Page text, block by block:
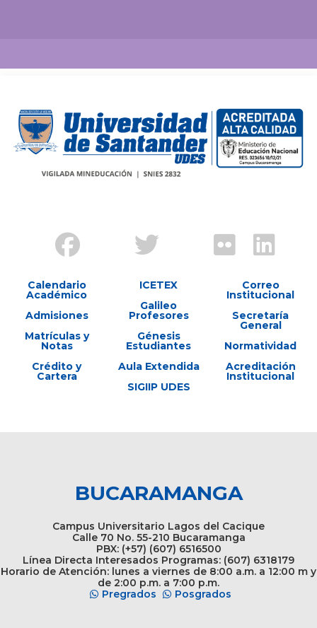
Calendario
Académico
Admisiones
Matrículas y
Notas
Crédito y
Cartera
ICETEX
Galileo
Profesores
Génesis
Estudiantes
Aula Extendida
SIGIIP UDES
Correo
Institucional
Secretaría
General
Normatividad
Acreditación
Institucional
BUCARAMANGA
Campus Universitario Lagos del Cacique
Calle 70 No. 55-210 Bucaramanga
PBX: (+57) (607) 6516500
Línea Directa Interesados Programas: (607) 6318179
Horario de Atención: lunes a viernes de 8:00 a.m. a 12:00 m y
de 2:00 p.m. a 7:00 p.m.
Pregrados
Posgrados